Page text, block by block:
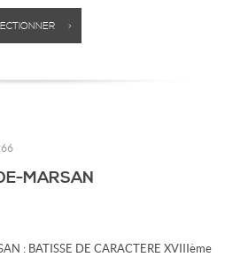
>
MARSAN
: BATISSE DE CARACTERE XVIIIème